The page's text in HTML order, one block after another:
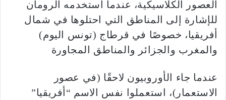
العصور الكلاسيكية، عندما استخدمه الرومان
للإشارة إلى المناطق التي احتلوها في شمال
أفريقيا، خصوصًا في قرطاج (تونس اليوم)
والمغرب والجزائر والمناطق المجاورة
عندما جاء الأوروبيون لاحقًا (في عصور
الاستعمار)، استعملوا نفس الاسم “أفريقيا”